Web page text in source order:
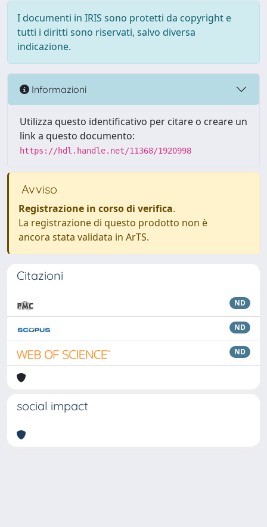
I documenti in IRIS sono protetti da copyright e
tutti i diritti sono riservati, salvo diversa
indicazione.
Informazioni
Utilizza questo identificativo per citare o creare un
link a questo documento:
https://hdl.handle.net/11368/1920998
Avviso
Registrazione in corso di verifica.
La registrazione di questo prodotto non è
ancora stata validata in ArTS.
Citazioni
ND
ND
ND
social impact